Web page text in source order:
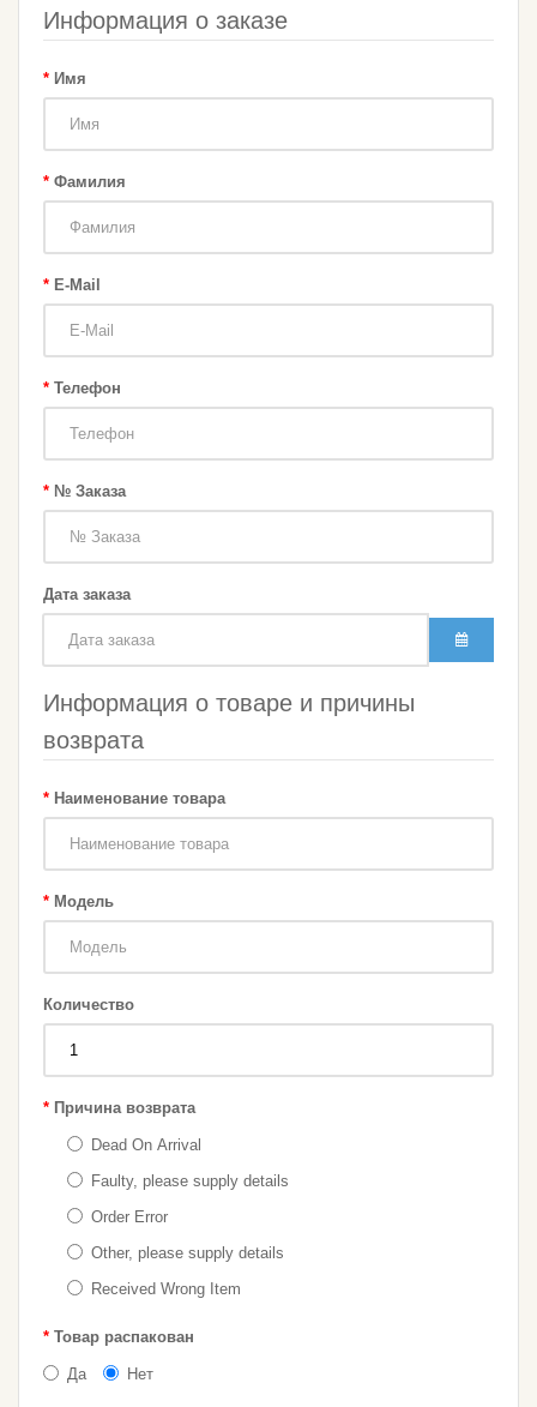
Информация о заказе
Имя
Фамилия
E-Mail
Телефон
№ Заказа
Дата заказа
Информация о товаре и причины
возврата
Наименование товара
Модель
Количество
Причина возврата
Dead On Arrival
Faulty, please supply details
Order Error
Other, please supply details
Received Wrong Item
Товар распакован
Да Нет